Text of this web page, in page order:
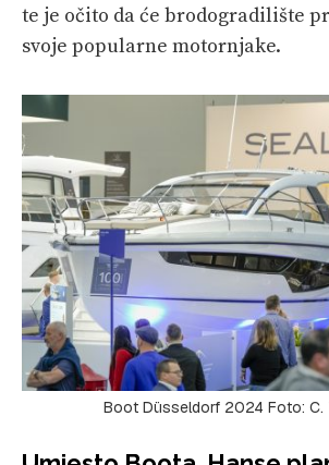
te je očito da će brodogradilište
svoje popularne motornjake.
Boot Düsseldorf 2024 Foto: C.